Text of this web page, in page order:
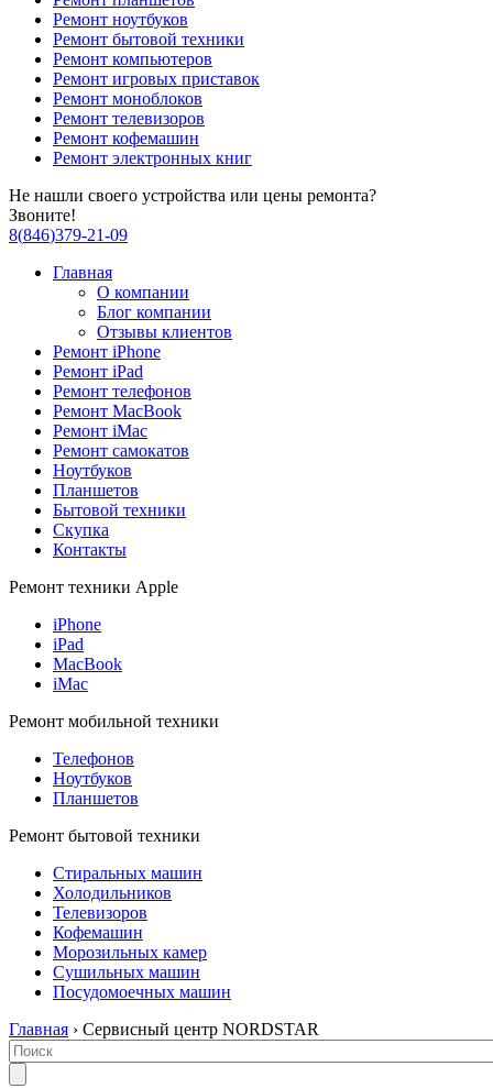
Ремонт ноутбуков
Ремонт бытовой техники
Ремонт компьютеров
Ремонт игровых приставок
Ремонт моноблоков
Ремонт телевизоров
Ремонт кофемашин
Ремонт электронных книг
Не нашли своего устройства или цены ремонта?
Звоните!
8(846)379-21-09
Главная
О компании
Блог компании
Отзывы клиентов
Ремонт iPhone
Ремонт iPad
Ремонт телефонов
Ремонт MacBook
Ремонт iMac
Ремонт самокатов
Ноутбуков
Планшетов
Бытовой техники
Скупка
Контакты
Ремонт техники Apple
iPhone
iPad
MacBook
iMac
Ремонт мобильной техники
Телефонов
Ноутбуков
Планшетов
Ремонт бытовой техники
Стиральных машин
Холодильников
Телевизоров
Кофемашин
Морозильных камер
Сушильных машин
Посудомоечных машин
Главная › Сервисный центр NORDSTAR